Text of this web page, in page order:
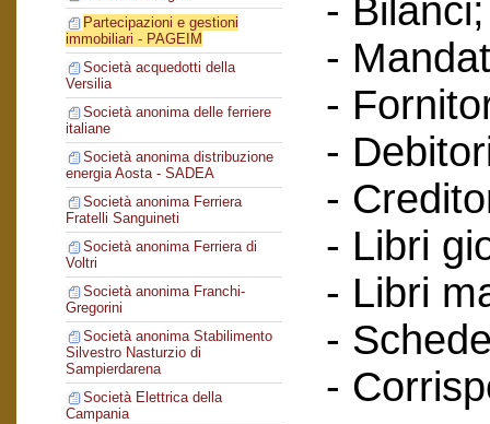
Partecipazioni e gestioni
immobiliari - PAGEIM
Società acquedotti della
Versilia
Società anonima delle ferriere
italiane
Società anonima distribuzione
energia Aosta - SADEA
Società anonima Ferriera
Fratelli Sanguineti
Società anonima Ferriera di
Voltri
Società anonima Franchi-
Gregorini
Società anonima Stabilimento
Silvestro Nasturzio di
Sampierdarena
Società Elettrica della
Campania
- Bilanci;
-
-
-
-
- Libri
- Libri
-
-